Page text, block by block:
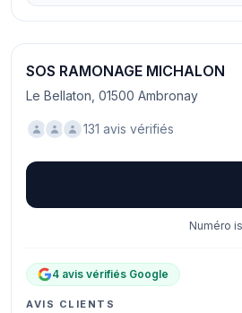
SOS RAMONAGE MICHALON
Le Bellaton, 01500 Ambronay
131 avis vérifiés
Numéro
4 avis vérifiés Google
AVIS CLIENTS